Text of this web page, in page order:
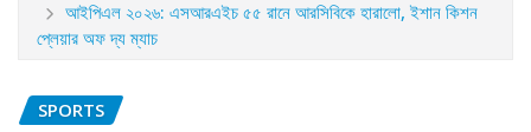
আইপিএল ২০২৬: এসআরএইচ ৫৫ রানে আরসিবিকে হারালো, ইশান কিশন
প্লেয়ার অফ দ্য ম্যাচ
SPORTS